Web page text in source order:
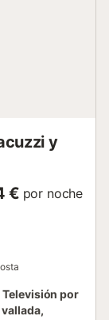
y
€ por noche
por